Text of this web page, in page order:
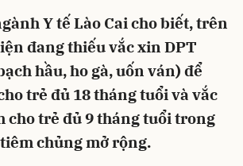
Y tế Lào Cai cho biết, trên
đang thiếu vắc xin DPT
hầu, ho gà, uốn ván) để
trẻ đủ 18 tháng tuổi và vắc
cho trẻ đủ 9 tháng tuổi trong
chủng mở rộng.